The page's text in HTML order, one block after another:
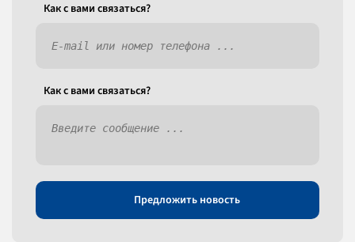
Как c вами связаться?
Как c вами связаться?
Предложить новость